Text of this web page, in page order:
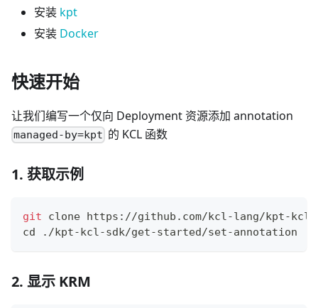
安装 kpt
安装 Docker
快速开始
让我们编写一个仅向 Deployment 资源添加 annotation
managed-by=kpt 的 KCL 函数
1. 获取示例
git clone https://github.com/kcl-lang/kpt-
cd ./kpt-kcl-sdk/get-started/set-annotation
2. 显示 KRM